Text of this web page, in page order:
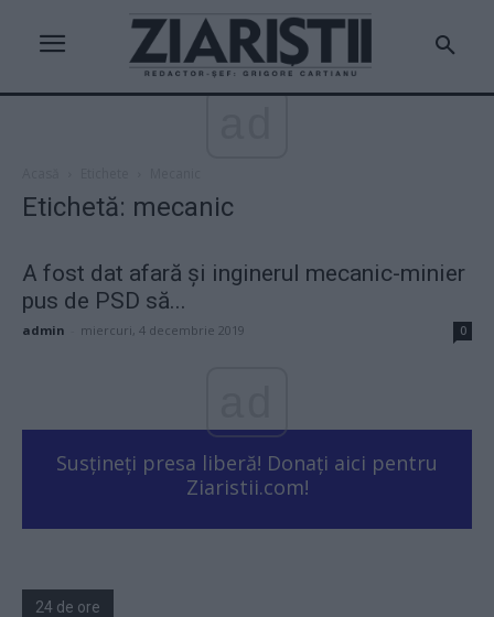
Etichetă: mecanic
A fost dat afară și inginerul mecanic-minier
pus de PSD să...
admin miercuri, 4 decembrie 2019 0
Susțineți presa liberă! Donați aici pentru
Ziaristii.com!
24 de ore